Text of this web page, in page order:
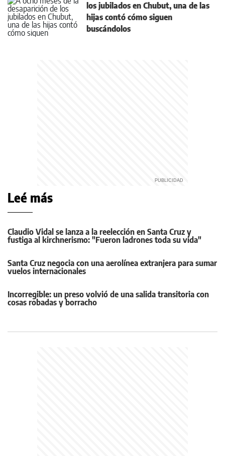
los jubilados en Chubut, una de las
hijas contó cómo siguen
buscándolos
Leé más
Claudio Vidal se lanza a la reelección en Santa Cruz y
fustiga al kirchnerismo: "Fueron ladrones toda su vida"
Santa Cruz negocia con una aerolínea extranjera para sumar
vuelos internacionales
Incorregible: un preso volvió de una salida transitoria con
cosas robadas y borracho